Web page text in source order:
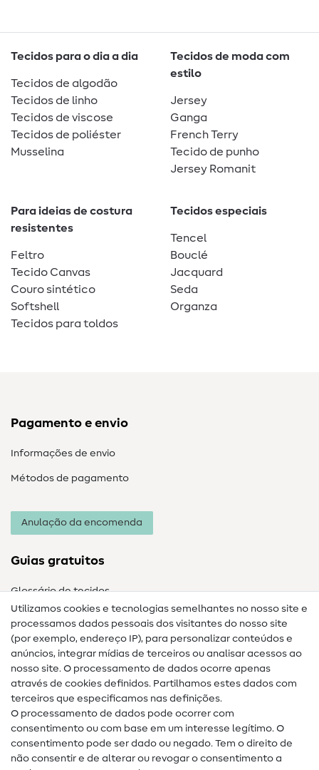
Tecidos para o dia a dia
Tecidos de algodão
Tecidos de linho
Tecidos de viscose
Tecidos de poliéster
Musselina
Tecidos de moda com
estilo
Jersey
Ganga
French Terry
Tecido de punho
Jersey Romanit
Para ideias de costura
resistentes
Feltro
Tecido Canvas
Couro sintético
Softshell
Tecidos para toldos
Tecidos especiais
Tencel
Bouclé
Jacquard
Seda
Organza
Pagamento e envio
Informações de envio
Métodos de pagamento
Anulação da encomenda
Guias gratuitos
Glossário de tecidos
Guias de costura
Ajuda e contacto
Contacto
Mudança de proprietário
Perguntas frequentes (FAQ)
Utilizamos cookies e tecnologias semelhantes no nosso site e
processamos dados pessoais dos visitantes do nosso site
(por exemplo, endereço IP), para personalizar conteúdos e
anúncios, integrar mídias de terceiros ou analisar acessos ao
nosso site. O processamento de dados ocorre apenas
através de cookies definidos. Partilhamos estes dados com
terceiros que especificamos nas definições.
O processamento de dados pode ocorrer com
consentimento ou com base em um interesse legítimo. O
consentimento pode ser dado ou negado. Tem o direito de
não consentir e de alterar ou revogar o consentimento a